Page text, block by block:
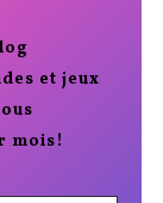
et jeux
mois!